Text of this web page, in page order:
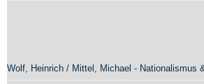
Wolf, Heinrich / Mittel, Michael - Nationalismus